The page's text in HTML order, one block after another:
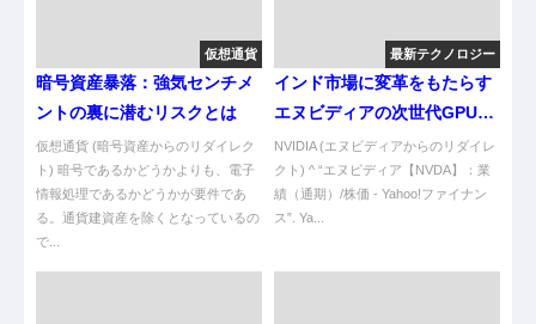
仮想通貨
暗号資産暴落：強気センチメ
ントの裏に潜むリスクとは
仮想通貨 (暗号資産からのリダイレク
ト) 暗号であるかどうかよりも、電子
情報処理であるかどうかが要件であ
る。通貨建資産を除くとなっているの
で...
最新テクノロジー
インド市場に変革をもたらす
エヌビディアの次世代GPU供
給
NVIDIA (エヌビディアからのリダイレ
クト) ^ “エヌビディア【NVDA】：業
績（通期）/株価 - Yahoo!ファイナン
ス”. Ya...